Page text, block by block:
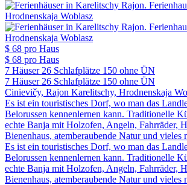
$ 68 pro Haus
$ 68 pro Haus
7 Häuser 26 Schlafplätze 150 ohne ÜN
7 Häuser 26 Schlafplätze 150 ohne ÜN
Cinievičy, Rajon Karelitschy, Hrodnenskaja
Es ist ein touristisches Dorf, wo man das
Belorussen kennenlernen kann. Traditionelle
echte Banja mit Holzofen, Angeln, Fahrräder,
Bienenhaus, atemberaubende Natur und vieles
Es ist ein touristisches Dorf, wo man das
Belorussen kennenlernen kann. Traditionelle
echte Banja mit Holzofen, Angeln, Fahrräder,
Bienenhaus, atemberaubende Natur und vieles